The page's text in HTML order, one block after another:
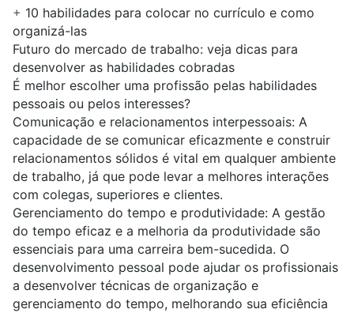
+ 10 habilidades para colocar no currículo e como
organizá-las
Futuro do mercado de trabalho: veja dicas para
desenvolver as habilidades cobradas
É melhor escolher uma profissão pelas habilidades
pessoais ou pelos interesses?
Comunicação e relacionamentos interpessoais: A
capacidade de se comunicar eficazmente e construir
relacionamentos sólidos é vital em qualquer ambiente
de trabalho, já que pode levar a melhores interações
com colegas, superiores e clientes.
Gerenciamento do tempo e produtividade: A gestão
do tempo eficaz e a melhoria da produtividade são
essenciais para uma carreira bem-sucedida. O
desenvolvimento pessoal pode ajudar os profissionais
a desenvolver técnicas de organização e
gerenciamento do tempo, melhorando sua eficiência